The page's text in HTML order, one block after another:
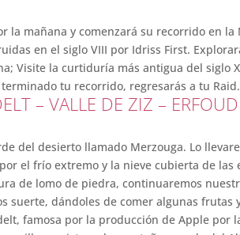
mañana y comenzará su recorrido en
en el siglo VIII por Idriss First.
Visite la curtiduría más antigua del siglo
tu recorrido, regresarás a tu
– VALLE DE ZIZ –
del desierto llamado Merzouga. Lo
el frío extremo y la nieve cubierta de las
de lomo de piedra, continuaremos
suerte, dándoles de comer algunas
famosa por la producción de Apple